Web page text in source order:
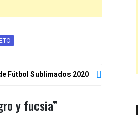
Fútbol Sublimados 2020
y fucsia”